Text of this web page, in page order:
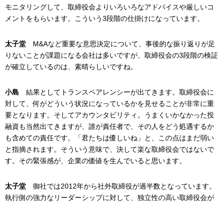
モニタリングして、取締役会よりいろいろなアドバイスや厳しいコ
メントをもらいます。こういう3段階の仕掛けになっています。
太子堂 M&Aなど重要な意思決定について、事後的な振り返りが足
りないことが課題になる会社は多いですが、取締役会の3段階の検証
が確立しているのは、素晴らしいですね。
小島 結果としてトランスペアレンシーが出てきます。取締役会に
対して、何がどういう状況になっているかを見せることが非常に重
要となります。そしてアカウンタビリティ。うまくいかなかった投
融資も当然出てきますが、誰が責任者で、その人をどう処遇するか
も含めての責任です。「君たちは優しいね」と、この点はまだ弱い
と指摘されます。そういう意味で、決して楽な取締役会ではないで
す。その緊張感が、企業の価値を生んでいると思います。
太子堂 御社では2012年から社外取締役が過半数となっています。
執行側の強力なリーダーシップに対して、独立性の高い取締役会が